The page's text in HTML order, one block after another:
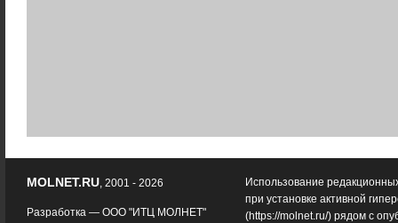
Использование
при установке активной
(https://molnet.ru/) рядом с
MOLNET.RU, 2001 - 2026
Разработка — ООО "ИТЦ МОЛНЕТ"